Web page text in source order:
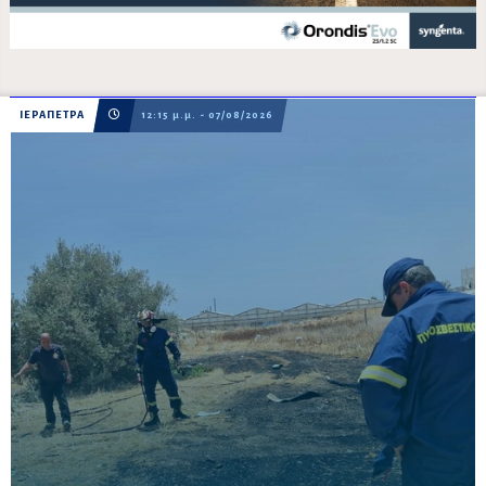
ΙΕΡΑΠΕΤΡΑ 12:15 μ.μ. - 07/08/2026